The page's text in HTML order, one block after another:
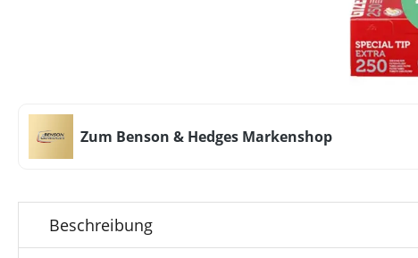
Zum Benson & Hedges Markenshop
Beschreibung